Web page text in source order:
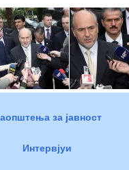
за јавност
Интервјуи